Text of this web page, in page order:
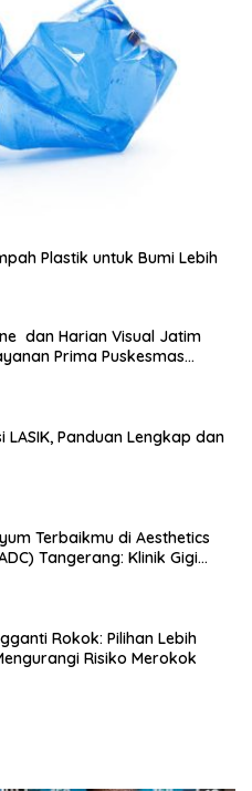
Plastik untuk Bumi Lebih
dan Harian Visual Jatim
Prima Puskesmas
LASIK, Panduan Lengkap dan
Terbaikmu di Aesthetics
Tangerang: Klinik Gigi
Rokok: Pilihan Lebih
Risiko Merokok